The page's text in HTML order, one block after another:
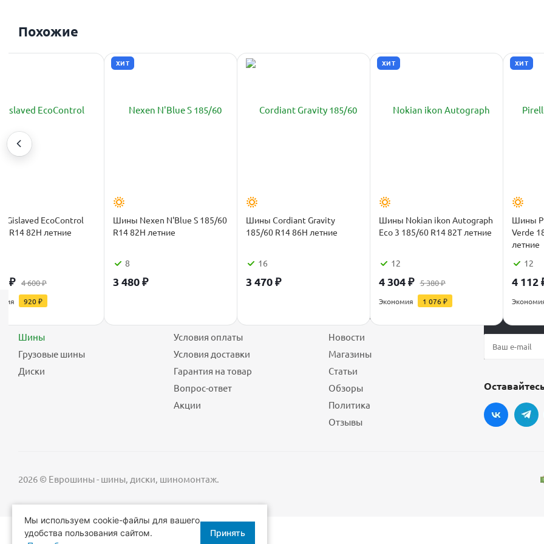
Похожие
Gislaved EcoControl
R14 82H летние
₽ 4 600₽
920₽
ХИТ
Шины Nexen N'Blue S 185/60
R14 82H летние
8
3 480₽
Шины Cordiant Gravity
185/60 R14 86H летние
16
3 470₽
ХИТ
Шины Nokian ikon Autograph
Eco 3 185/60 R14 82T летние
12
4 304₽ 5 380₽
Экономия 1 076₽
ХИТ
Шины
Verde
летние
12
4 112
Шины
Грузовые шины
Диски
Условия оплаты
Условия доставки
Гарантия на товар
Вопрос-ответ
Акции
О магазине
Новости
Магазины
Статьи
Обзоры
Политика
Отзывы
Будьте
2026 © Еврошины - шины, диски, шиномонтаж.
Мы используем cookie-файлы для вашего
удобства пользования сайтом.
Принять